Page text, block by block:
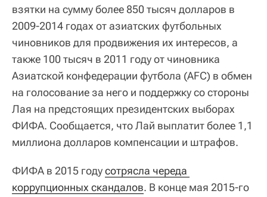
взятки на сумму более 850 тысяч долларов в
2009-2014 годах от азиатских футбольных
чиновников для продвижения их интересов, а
также 100 тысяч в 2011 году от чиновника
Азиатской конфедерации футбола (AFC) в обмен
на голосование за него и поддержку со стороны
Лая на предстоящих президентских выборах
ФИФА. Сообщается, что Лай выплатит более 1,1
миллиона долларов компенсации и штрафов.
ФИФА в 2015 годусотрясла череда
коррупционных скандалов. В конце мая 2015-го